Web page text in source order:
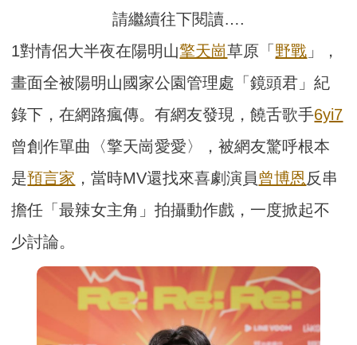
請繼續往下閱讀….
1對情侶大半夜在陽明山擎天崗草原「 野戰 」，
畫面全被陽明山國家公園管理處「鏡頭君」紀
錄下，在網路瘋傳。有網友發現，饒舌歌手6yi7
曾創作單曲〈擎天崗愛愛〉，被網友驚呼根本
是預言家 ，當時MV還找來喜劇演員曾博恩反串
擔任「最辣女主角」拍攝動作戲，一度掀起不
少討論。